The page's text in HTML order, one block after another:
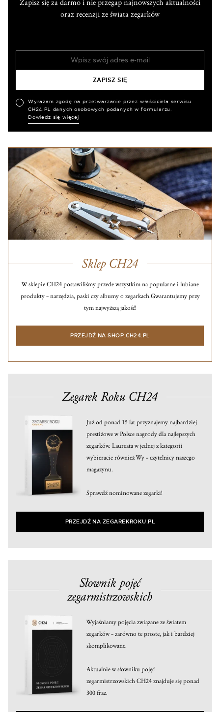
Zapisz się za darmo i nie przegap najnowszych aktualności
oraz recenzji ze świata zegarków
Wyrażam zgodę na przetwarzanie przez właściciela serwisu
CH24.PL danych osobowych podanych w formularzu.
Dowiedz się więcej
Sklep CH24
W sklepie CH24 postawiliśmy przede wszystkim na popularne i lubiane
produkty – narzędzia, paski czy albumy o zegarkach.Gwarantujemy przy
tym najwyższą jakość!
PRZEJDŹ NA SHOP.CH24.PL
Zegarek Roku CH24
Już od ponad 15 lat przyznajemy najbardziej
prestiżowe w Polsce nagrody dla najlepszych
zegarków. Laureata w jednej z kategorii
wybieracie również Wy – czytelnicy naszego
magazynu.
Sprawdź nominowane zegarki!
PRZEJDŹ NA ZEGAREKROKU.PL
Słownik pojęć
zegarmistrzowskich
Wyjaśniamy pojęcia związane ze światem
zegarków – zarówno te proste, jak i bardziej
skomplikowane.
Aktualnie w słowniku pojęć
zegarmistrzowskich CH24 znajduje się ponad
300 fraz.